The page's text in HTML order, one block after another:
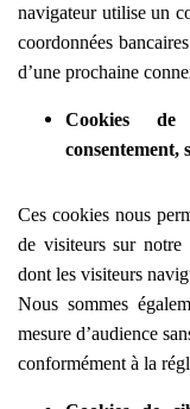
navigateur utilise un
coordonnées
d’une prochaine
Cookies de
consentement,
Ces cookies nous
de visiteurs sur notre
dont les visiteurs
Nous sommes
mesure d’audience
conformément à la